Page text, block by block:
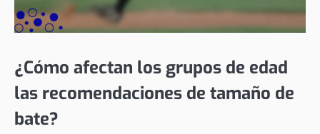
¿Cómo afectan los grupos de edad
las recomendaciones de tamaño de
bate?